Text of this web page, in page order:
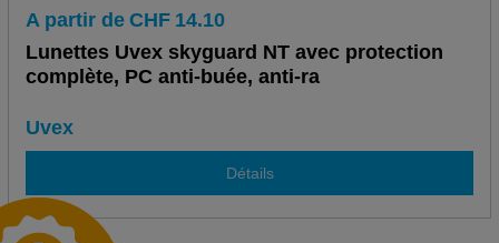
A partir de CHF 14.10
Lunettes Uvex skyguard NT avec protection
complète, PC anti-buée, anti-ra
Uvex
Détails